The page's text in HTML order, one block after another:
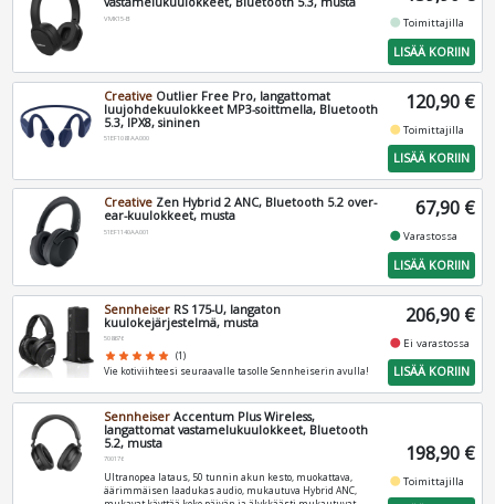
VMK15-B fiber_manual_recordToimittajilla
LISÄÄ KORIIN
Creative Outlier Free Pro, langattomat
luujohdekuulokkeet MP3-soittmella, Bluetooth
5.3, IPX8, sininen
51EF1081AA000
120,90 €
fiber_manual_recordToimittajilla
LISÄÄ KORIIN
Creative Zen Hybrid 2 ANC, Bluetooth 5.2 over-
ear-kuulokkeet, musta
51EF1140AA001
67,90 €
fiber_manual_recordVarastossa
LISÄÄ KORIIN
Sennheiser RS 175-U, langaton
kuulokejärjestelmä, musta
508676
star star star star star (1)
Vie kotiviihteesi seuraavalle tasolle Sennheiserin avulla!
206,90 €
fiber_manual_record Ei varastossa
LISÄÄ KORIIN
Sennheiser Accentum Plus Wireless,
langattomat vastamelukuulokkeet, Bluetooth
5.2, musta
700176
Ultranopea lataus, 50 tunnin akun kesto, muokattava,
äärimmäisen laadukas audio, mukautuva Hybrid ANC,
198,90 €
fiber_manual_recordToimittajilla